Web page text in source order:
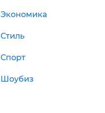
Экономика
Стиль
Спорт
Шоубиз